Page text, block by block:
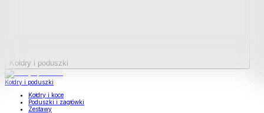
Kołdry i poduszki
Kołdry i poduszki
Kołdry i koce
Poduszki i zagłówki
Zestawy